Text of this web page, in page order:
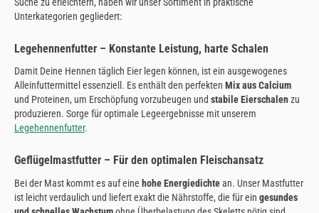
Unterkategorien gegliedert:
Legehennenfutter – Konstante Leistung, harte Schalen
Damit Deine Hennen täglich Eier legen können, ist ein ausgewogenes
Alleinfuttermittel essenziell. Es enthält den perfekten Mix aus Calcium
und Proteinen, um Erschöpfung vorzubeugen und stabile Eierschalenzu
produzieren. Sorge für optimale Legeergebnisse mit unserem
Legehennenfutter.
Geflügelmastfutter – Für den optimalen Fleischansatz
Bei der Mast kommt es auf eine hohe Energiedichtean. Unser Mastfutter
ist leicht verdaulich und liefert exakt die Nährstoffe, die für ein gesundes